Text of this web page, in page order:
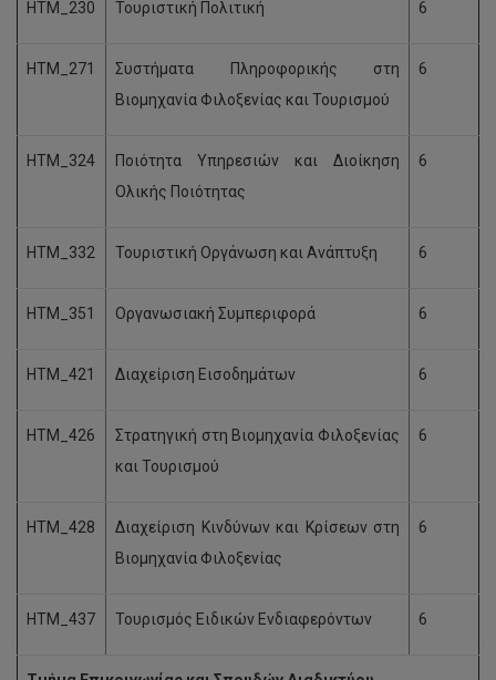
HTM_230 Τουριστική Πολιτική 6
HTM_271
Συστήματα Πληροφορικής στη
Βιομηχανία Φιλοξενίας και Τουρισμού
6
HTM_324
Ποιότητα Υπηρεσιών και Διοίκηση
Ολικής Ποιότητας
6
HTM_332 Τουριστική Οργάνωση και Ανάπτυξη 6
HTM_351 Οργανωσιακή Συμπεριφορά 6
HTM_421 Διαχείριση Εισοδημάτων 6
HTM_426
Στρατηγική στη Βιομηχανία Φιλοξενίας
και Τουρισμού
6
HTM_428
Διαχείριση Κινδύνων και Κρίσεων στη
Βιομηχανία Φιλοξενίας
6
HTM_437 Τουρισμός Ειδικών Ενδιαφερόντων 6